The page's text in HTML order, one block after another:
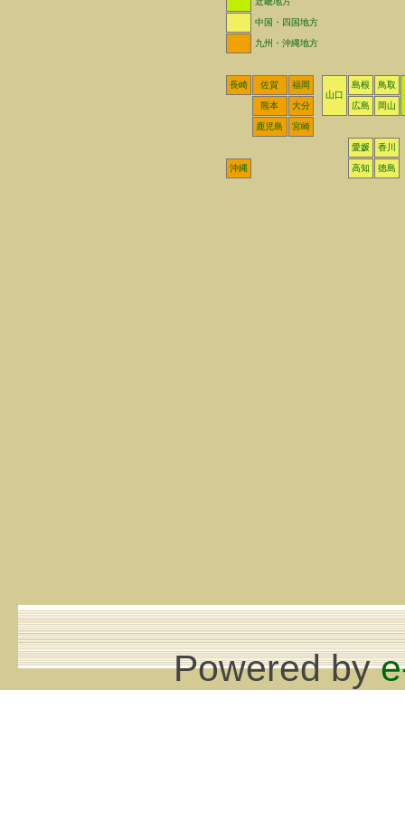
中国・四国地方
九州・沖縄地方
長崎 佐賀
福岡
山口
島根
鳥取
熊本
大分 広島 岡山
鹿児島 宮崎
愛媛 香川
沖縄 高知 徳島
Powered by